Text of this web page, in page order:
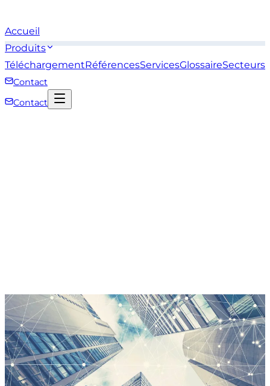
Accueil
Produits
TéléchargementRéférencesServicesGlossaireSecteurs
Contact
Contact